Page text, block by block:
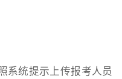
系统提示上传报考人员